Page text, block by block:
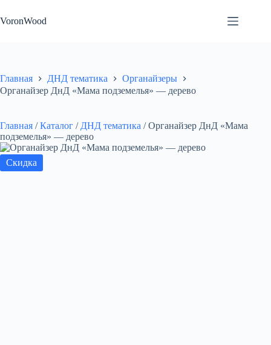
к
сути
VoronWood
Главная ДНД тематика
Органайзеры
Органайзер ДнД «Мама подземелья» — дерево
Главная / Каталог / ДНД тематика / Органайзер ДнД «Мама
подземелья» — дерево
Скидка